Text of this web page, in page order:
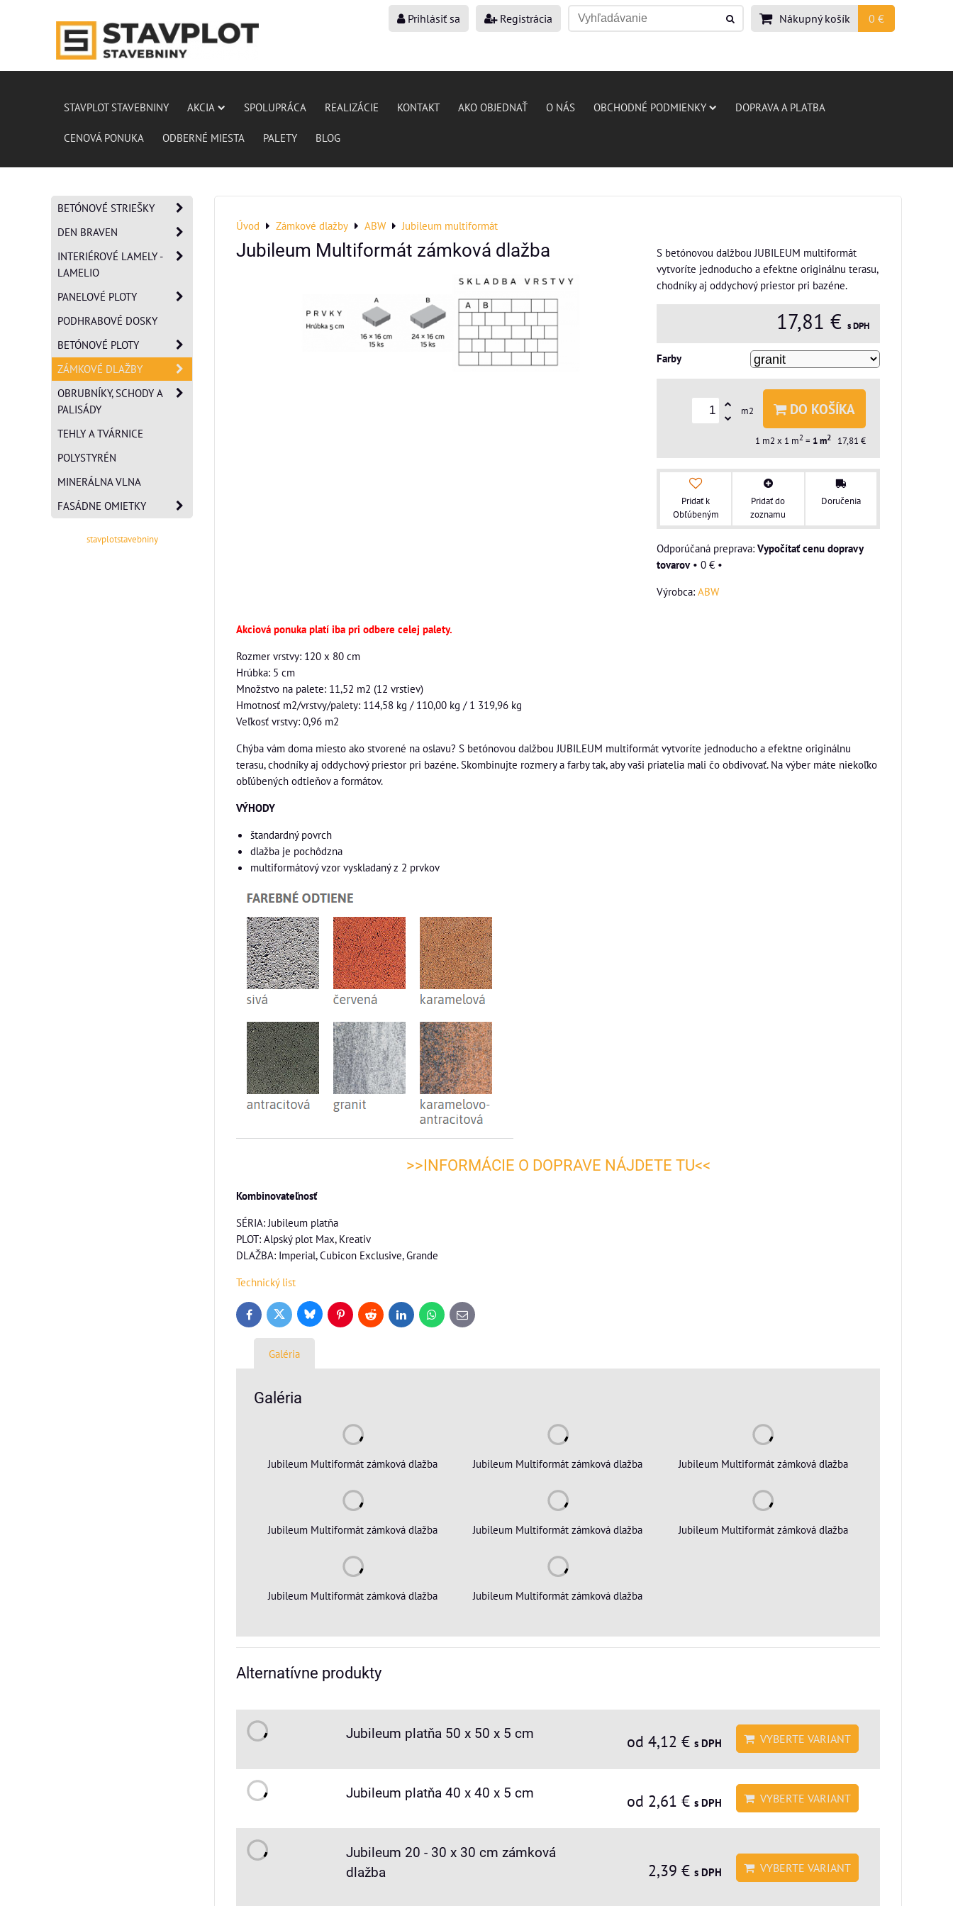
Prihlásiť sa Registrácia Nákupný košík 0 €
STAVPLOT STAVEBNINY AKCIA SPOLUPRÁCA REALIZÁCIE KONTAKT AKO OBJEDNAŤ O NÁS OBCHODNÉ PODMIENKY DOPRAVA A PLATBA
CENOVÁ PONUKA ODBERNÉ MIESTA PALETY BLOG
Úvod Zámkové dlažby ABW Jubileum multiformát
Jubileum Multiformát zámková dlažba
S betónovou dalžbou JUBILEUM multiformát
vytvoríte jednoducho a efektne originálnu terasu,
chodníky aj oddychový priestor pri bazéne.
17,81 € s DPH
Farby
m2 DO KOŠÍKA
1 m2 x 1 m2 = 1m2 17,81 €
Pridať k
Obľúbeným
Pridať do
zoznamu
Doručenia
Vypočítať cenu dopravy
tovarov• 0 € •
Výrobca: ABW
Akciová ponuka platí iba pri odbere celej palety.
Rozmer vrstvy: 120 x 80 cm
Hrúbka: 5 cm
Množstvo na palete: 11,52 m2 (12 vrstiev)
Hmotnosť m2/vrstvy/palety: 114,58 kg / 110,00 kg / 1 319,96 kg
Veľkosť vrstvy: 0,96 m2
Chýba vám doma miesto ako stvorené na oslavu? S betónovou dalžbou JUBILEUM multiformát vytvoríte jednoducho a efektne originálnu
terasu, chodníky aj oddychový priestor pri bazéne. Skombinujte rozmery a farby tak, aby vaši priatelia mali čo obdivovať. Na výber máte niekoľko
obľúbených odtieňov a formátov.
VÝHODY
štandardný povrch
dlažba je pochôdzna
multiformátový vzor vyskladaný z 2 prvkov
>>INFORMÁCIE O DOPRAVE NÁJDETE TU<<
Kombinovateľnosť
SÉRIA: Jubileum platňa
PLOT: Alpský plot Max, Kreativ
DLAŽBA: Imperial, Cubicon Exclusive, Grande
Technický list
FacebookTwitter BlueskyPinterestReddit LinkedInWhatsApp
E-
mail
Galéria
Galéria
Jubileum Multiformát zámková dlažba Jubileum Multiformát zámková dlažba Jubileum Multiformát zámková dlažba
Jubileum Multiformát zámková dlažba Jubileum Multiformát zámková dlažba Jubileum Multiformát zámková dlažba
Jubileum Multiformát zámková dlažba Jubileum Multiformát zámková dlažba
Alternatívne produkty
Jubileum platňa 50 x 50 x 5 cm od 4,12 € s DPH VYBERTE VARIANT
Jubileum platňa 40 x 40 x 5 cm od 2,61 € s DPH VYBERTE VARIANT
Jubileum 20 - 30 x 30 cm zámková
dlažba
2,39 € s DPH VYBERTE VARIANT
BETÓNOVÉ STRIEŠKY
DEN BRAVEN
INTERIÉROVÉ LAMELY -
LAMELIO
PANELOVÉ PLOTY
PODHRABOVÉ DOSKY
BETÓNOVÉ PLOTY
ZÁMKOVÉ DLAŽBY
OBRUBNÍKY, SCHODY A
PALISÁDY
TEHLY A TVÁRNICE
POLYSTYRÉN
MINERÁLNA VLNA
FASÁDNE OMIETKY
stavplotstavebniny